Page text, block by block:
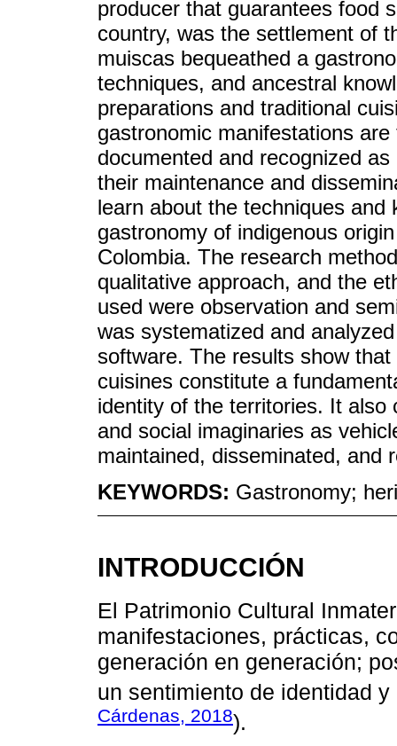
producer that guarantees food
country, was the settlement of
muiscas bequeathed a
techniques, and ancestral
preparations and traditional
gastronomic manifestations
documented and recognized
their maintenance and
learn about the techniques
gastronomy of indigenous
Colombia. The research
qualitative approach, and the
used were observation and
was systematized and
software. The results show
cuisines constitute a
identity of the territories. It also
and social imaginaries as
maintained, disseminated, and
KEYWORDS: Gastronomy;
INTRODUCCIÓN
El Patrimonio Cultural
manifestaciones, prácticas,
generación en generación;
un sentimiento de identidad
Cárdenas, 2018).